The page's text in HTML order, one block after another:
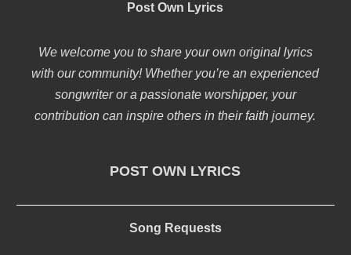
Post Own Lyrics
We welcome you to share your own original lyrics
with our community! Whether you’re an experienced
songwriter or a passionate worshipper, your
contribution can inspire others in their faith journey.
POST OWN LYRICS
Song Requests